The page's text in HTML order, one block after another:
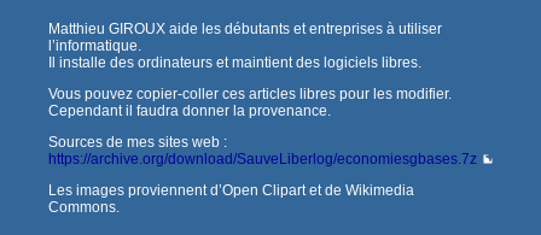
Matthieu GIROUX aide les débutants et entreprises à utiliser
l’informatique.
Il installe des ordinateurs et maintient des logiciels libres.
Vous pouvez copier-coller ces articles libres pour les modifier.
Cependant il faudra donner la provenance.
Sources de mes sites web :
https://archive.org/download/SauveLiberlog/economiesgbases.7z
Les images proviennent d’Open Clipart et de Wikimedia
Commons.